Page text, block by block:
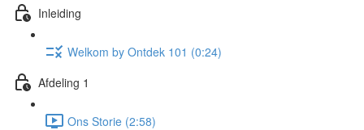
Inleiding
Welkom by Ontdek 101 (0:24)
Afdeling 1
Ons Storie (2:58)